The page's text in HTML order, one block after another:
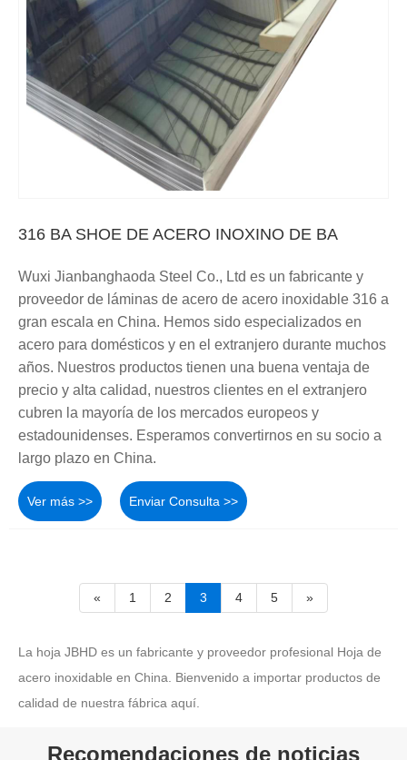
316 BA SHOE DE ACERO INOXINO DE BA
Wuxi Jianbanghaoda Steel Co., Ltd es un fabricante y
proveedor de láminas de acero de acero inoxidable 316 a
gran escala en China. Hemos sido especializados en
acero para domésticos y en el extranjero durante muchos
años. Nuestros productos tienen una buena ventaja de
precio y alta calidad, nuestros clientes en el extranjero
cubren la mayoría de los mercados europeos y
estadounidenses. Esperamos convertirnos en su socio a
largo plazo en China.
Ver más >> Enviar Consulta >>
« 1 2 3 4 5 »
La hoja JBHD es un fabricante y proveedor profesional Hoja de
acero inoxidable en China. Bienvenido a importar productos de
calidad de nuestra fábrica aquí.
Recomendaciones de noticias